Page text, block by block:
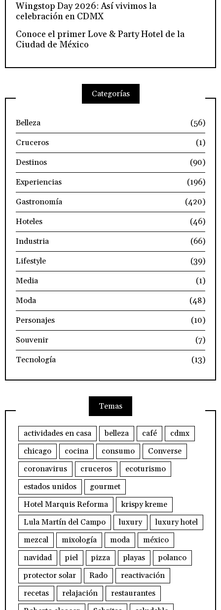
Wingstop Day 2026: Así vivimos la
celebración en CDMX
Conoce el primer Love & Party Hotel de la
Ciudad de México
Categorías
Belleza
(56)
Cruceros
(1)
Destinos
(90)
Experiencias
(196)
Gastronomía
(420)
Hoteles
(46)
Industria
(66)
Lifestyle
(39)
Media
(1)
Moda
(48)
Personajes
(10)
Souvenir
(7)
Tecnología
(13)
Temas
actividades en casa belleza café
cdmx
chicago
cocina consumo
Converse
coronavirus
cruceros
ecoturismo
estados unidos
gourmet
Hotel Marquis Reforma
krispy kreme
Lula Martín del Campo
luxury
luxury hotel
mezcal
mixología moda
méxico
navidad
piel pizza playas
polanco
protector solar
Rado
reactivación
recetas
relajación
restaurantes